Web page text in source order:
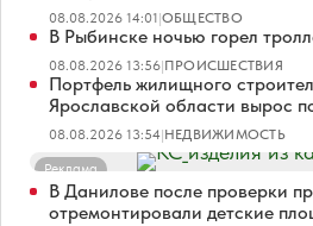
08.08.2026 14:01|ОБЩЕСТВО
В Рыбинске ночью горел
08.08.2026 13:56|ПРОИСШЕСТВИЯ
Портфель жилищного
Ярославской области вырос
08.08.2026 13:54|НЕДВИЖИМОСТЬ
Реклама
В Данилове после проверки
отремонтировали детские